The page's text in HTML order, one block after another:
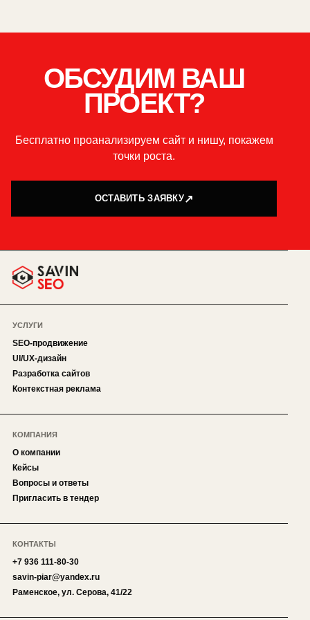
ОБСУДИМ ВАШ
ПРОЕКТ?
Бесплатно проанализируем сайт и нишу, покажем
точки роста.
ОСТАВИТЬ ЗАЯВКУ
УСЛУГИ
SEO-продвижение
UI/UX-дизайн
Разработка сайтов
Контекстная реклама
КОМПАНИЯ
О компании
Кейсы
Вопросы и ответы
Пригласить в тендер
КОНТАКТЫ
+7 936 111-80-30
savin-piar@yandex.ru
Раменское, ул. Серова, 41/22